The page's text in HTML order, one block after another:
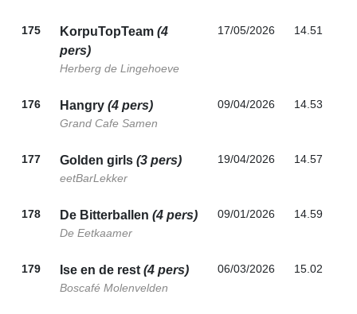
175 KorpuTopTeam (4
pers)
Herberg de Lingehoeve
17/05/2026 14.51
176 Hangry (4 pers)
Grand Cafe Samen
09/04/2026 14.53
177 Golden girls (3 pers)
eetBarLekker
19/04/2026 14.57
178 De Bitterballen (4 pers)
De Eetkaamer
09/01/2026 14.59
179 Ise en de rest (4 pers)
Boscafé Molenvelden
06/03/2026 15.02